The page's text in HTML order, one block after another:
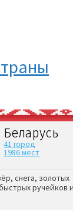
Беларусь
41 город
1986 мест
снега, золотых
ручейков и